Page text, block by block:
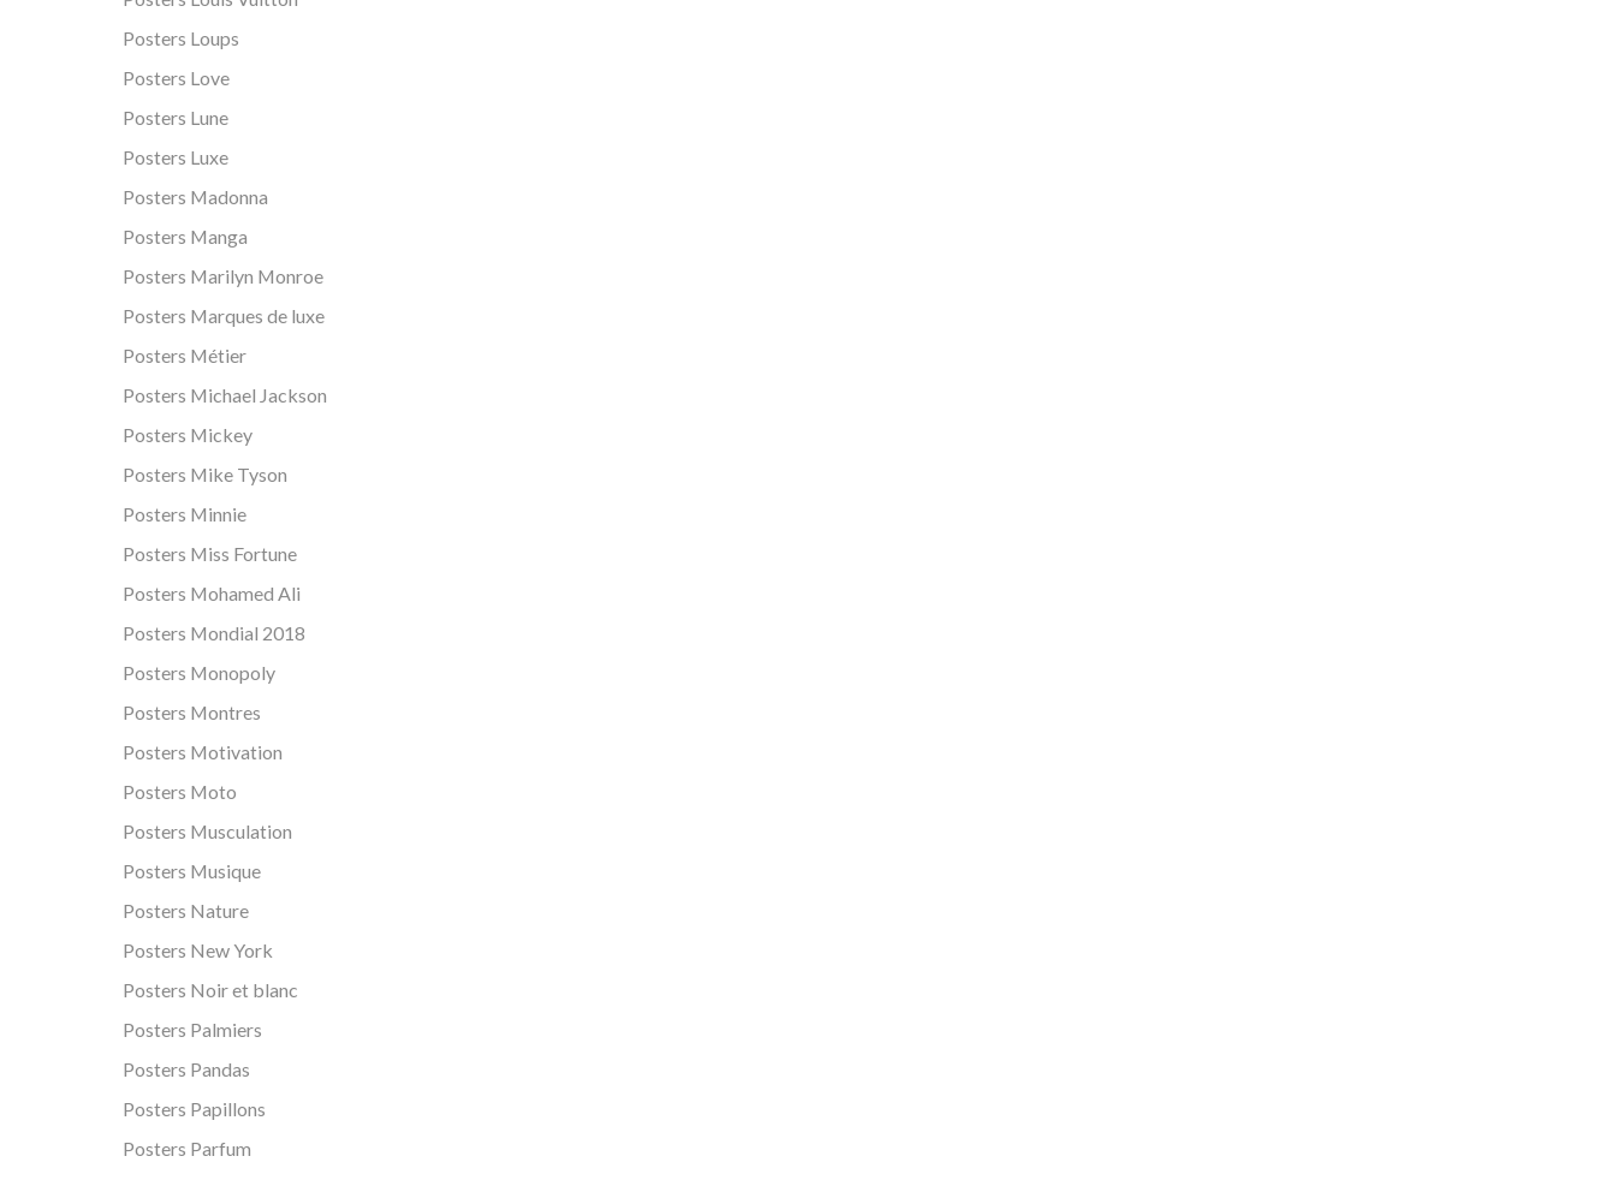
Posters Loups
Posters Love
Posters Lune
Posters Luxe
Posters Madonna
Posters Manga
Posters Marilyn Monroe
Posters Marques de luxe
Posters Métier
Posters Michael Jackson
Posters Mickey
Posters Mike Tyson
Posters Minnie
Posters Miss Fortune
Posters Mohamed Ali
Posters Mondial 2018
Posters Monopoly
Posters Montres
Posters Motivation
Posters Moto
Posters Musculation
Posters Musique
Posters Nature
Posters New York
Posters Noir et blanc
Posters Palmiers
Posters Pandas
Posters Papillons
Posters Parfum